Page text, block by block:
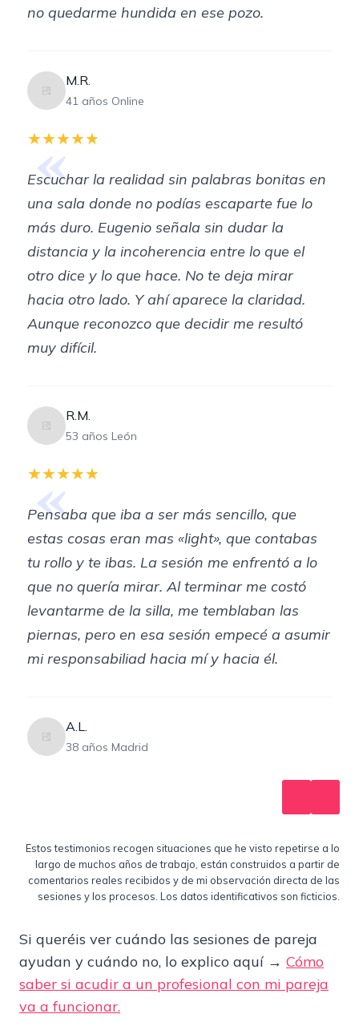
no quedarme hundida en ese pozo.
M.R.
41 años Online
«
★★★★★
Escuchar la realidad sin palabras bonitas en
una sala donde no podías escaparte fue lo
más duro. Eugenio señala sin dudar la
distancia y la incoherencia entre lo que el
otro dice y lo que hace. No te deja mirar
hacia otro lado. Y ahí aparece la claridad.
Aunque reconozco que decidir me resultó
muy difícil.
R.M.
53 años León
«
★★★★★
Pensaba que iba a ser más sencillo, que
estas cosas eran mas «light», que contabas
tu rollo y te ibas. La sesión me enfrentó a lo
que no quería mirar. Al terminar me costó
levantarme de la silla, me temblaban las
piernas, pero en esa sesión empecé a asumir
mi responsabiliad hacia mí y hacia él.
A.L.
38 años Madrid
Estos testimonios recogen situaciones que he visto repetirse a lo
largo de muchos años de trabajo, están construidos a partir de
comentarios reales recibidos y de mi observación directa de las
sesiones y los procesos. Los datos identificativos son ficticios.
Si queréis ver cuándo las sesiones de pareja
ayudan y cuándo no, lo explico aquí → Cómo
saber si acudir a un profesional con mi pareja
va a funcionar.